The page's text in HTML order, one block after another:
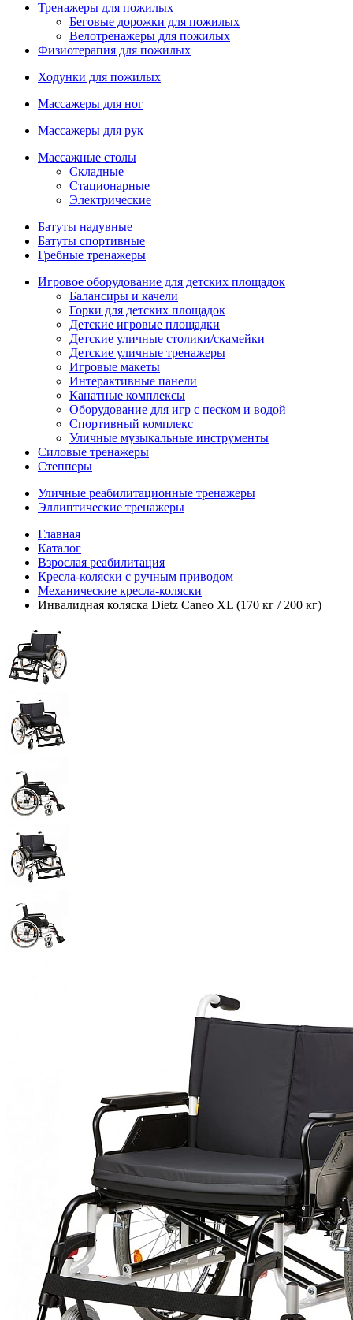
Тренажеры для пожилых
Беговые дорожки для пожилых
Велотренажеры для пожилых
Физиотерапия для пожилых
Ходунки для пожилых
Массажеры для ног
Массажеры для рук
Массажные столы
Складные
Стационарные
Электрические
Батуты надувные
Батуты спортивные
Гребные тренажеры
Игровое оборудование для детских площадок
Балансиры и качели
Горки для детских площадок
Детские игровые площадки
Детские уличные столики/скамейки
Детские уличные тренажеры
Игровые макеты
Интерактивные панели
Канатные комплексы
Оборудование для игр с песком и водой
Спортивный комплекс
Уличные музыкальные инструменты
Силовые тренажеры
Степперы
Уличные реабилитационные тренажеры
Эллиптические тренажеры
Главная
Каталог
Взрослая реабилитация
Кресла-коляски с ручным приводом
Механические кресла-коляски
Инвалидная коляска Dietz Caneo XL (170 кг / 200 кг)